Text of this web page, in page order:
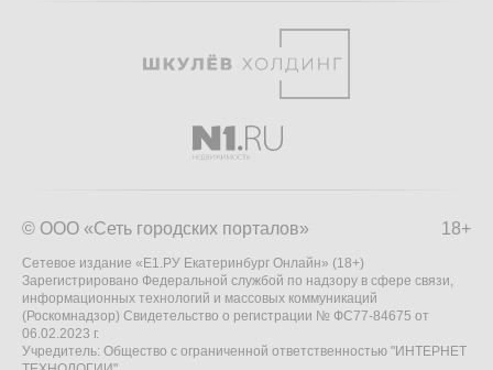
18+
© ООО «Сеть городских порталов»
Сетевое издание «Е1.РУ Екатеринбург Онлайн» (18+)
Зарегистрировано Федеральной службой по надзору в сфере связи,
информационных технологий и массовых коммуникаций
(Роскомнадзор) Свидетельство о регистрации № ФС77-84675 от
06.02.2023 г.
Учредитель: Общество с ограниченной ответственностью "ИНТЕРНЕТ